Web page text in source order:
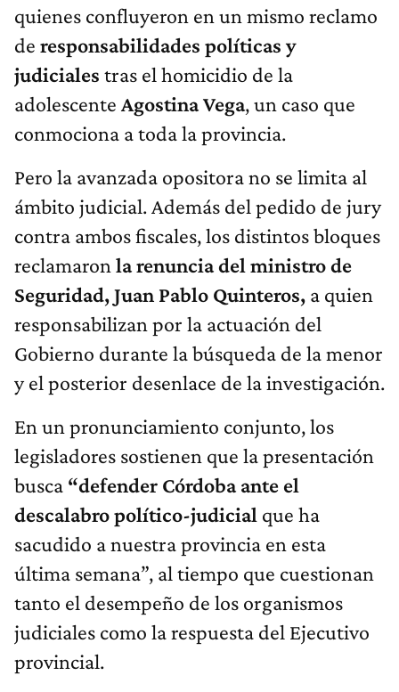
quienes confluyeron en un mismo reclamo
de responsabilidades políticas y
judiciales tras el homicidio de la
adolescente Agostina Vega, un caso que
conmociona a toda la provincia.
Pero la avanzada opositora no se limita al
ámbito judicial. Además del pedido de jury
contra ambos fiscales, los distintos bloques
reclamaron la renuncia del ministro de
Seguridad, Juan Pablo Quinteros, a quien
responsabilizan por la actuación del
Gobierno durante la búsqueda de la menor
y el posterior desenlace de la investigación.
En un pronunciamiento conjunto, los
legisladores sostienen que la presentación
busca “defender Córdoba ante el
descalabro político-judicial que ha
sacudido a nuestra provincia en esta
última semana”, al tiempo que cuestionan
tanto el desempeño de los organismos
judiciales como la respuesta del Ejecutivo
provincial.